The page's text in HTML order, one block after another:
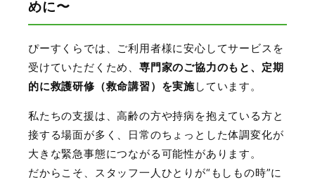
めに〜
ぴーすくらでは、ご利用者様に安心してサービスを
受けていただくため、 専門家のご協力のもと、定期
的に救護研修（救命講習）を実施しています。
私たちの支援は、高齢の方や持病を抱えている方と
接する場面が多く、日常のちょっとした体調変化が
大きな緊急事態につながる可能性があります。
だからこそ、スタッフ一人ひとりが“もしもの時”に